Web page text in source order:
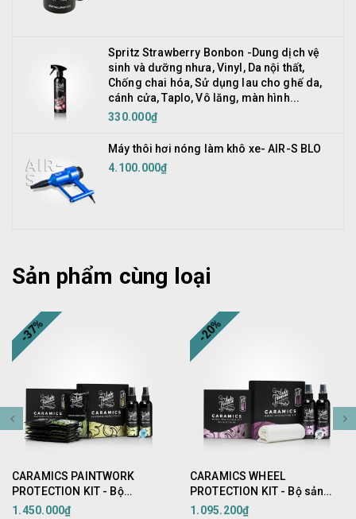
Spritz Strawberry Bonbon -Dung dịch vệ
sinh và dưỡng nhưa, Vinyl, Da nội thất,
Chống chai hóa, Sử dụng lau cho ghế da,
cánh cửa, Taplo, Vô lăng, màn hình...
330.000₫
Máy thôi hơi nóng làm khô xe- AIR-S BLO
4.100.000₫
Sản phẩm cùng loại
-37%
CARAMICS PAINTWORK
PROTECTION KIT - Bộ
Caramics bảo vệ sơn ô tô
1.450.000₫
-20%
CARAMICS WHEEL
PROTECTION KIT - Bộ sản
phẩm chăm sóc mâm ô tô
1.095.200₫